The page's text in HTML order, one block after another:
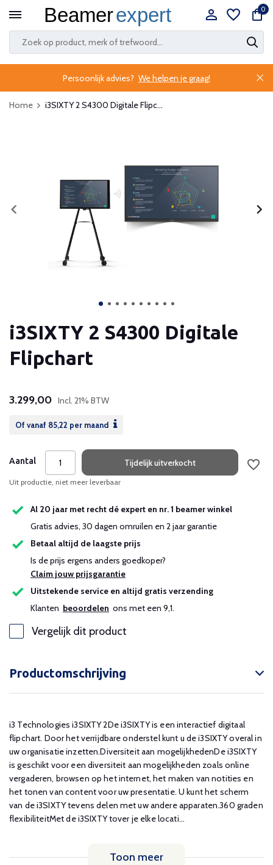
0
Persoonlijk advies? We helpen je graag!
Home i3SIXTY 2 S4300 Digitale Flipc...
i3SIXTY 2 S4300 Digitale
Flipchart
3.299,00 Incl. 21% BTW
Of vanaf 85,22 per maand
Aantal Tijdelijk uitverkocht
Uit productie, niet meer leverbaar
Al 20 jaar met recht dé expert en nr. 1 beamer winkel
Gratis advies, 30 dagen omruilen en 2 jaar garantie
Betaal altijd de laagste prijs
Is de prijs ergens anders goedkoper?
Claim jouw prijsgarantie
Uitstekende service en altijd gratis verzending
Klanten beoordelen ons met een 9,1.
Vergelijk dit product
Productomschrijving
i3 Technologies i3SIXTY 2De i3SIXTY is een interactief digitaal
flipchart. Door het verrijdbare onderstel kunt u de i3SIXTY overal in
uw organisatie inzetten.Diversiteit aan mogelijkhedenDe i3SIXTY
is geschikt voor een diversiteit aan mogelijkheden zoals online
vergaderen, browsen op het internet, het maken van notities en
het tonen van content voor uw presentatie. U kunt het scherm
van de i3SIXTY tevens delen met uw andere apparaten.360 graden
flexibiliteitMet de i3SIXTY tover je elke locati...
Toon meer